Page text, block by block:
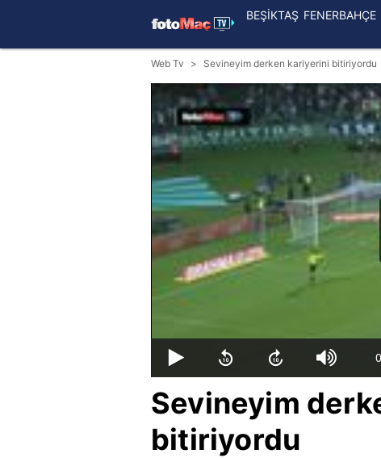
BEŞİKTAŞ FENERBAHÇE
Web Tv Sevineyim derken kariyerini bitiriyordu
Sevineyim
bitiriyordu